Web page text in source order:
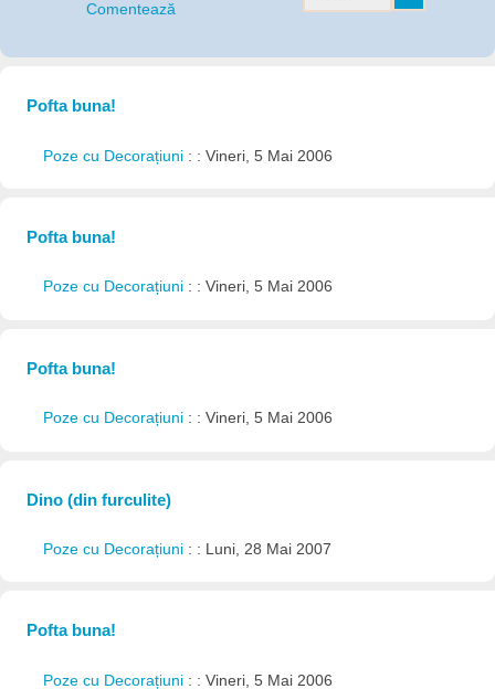
Comentează
Pofta buna!
Poze cu Decorațiuni : : Vineri, 5 Mai 2006
Pofta buna!
Poze cu Decorațiuni : : Vineri, 5 Mai 2006
Pofta buna!
Poze cu Decorațiuni : : Vineri, 5 Mai 2006
Dino (din furculite)
Poze cu Decorațiuni : : Luni, 28 Mai 2007
Pofta buna!
Poze cu Decorațiuni : : Vineri, 5 Mai 2006